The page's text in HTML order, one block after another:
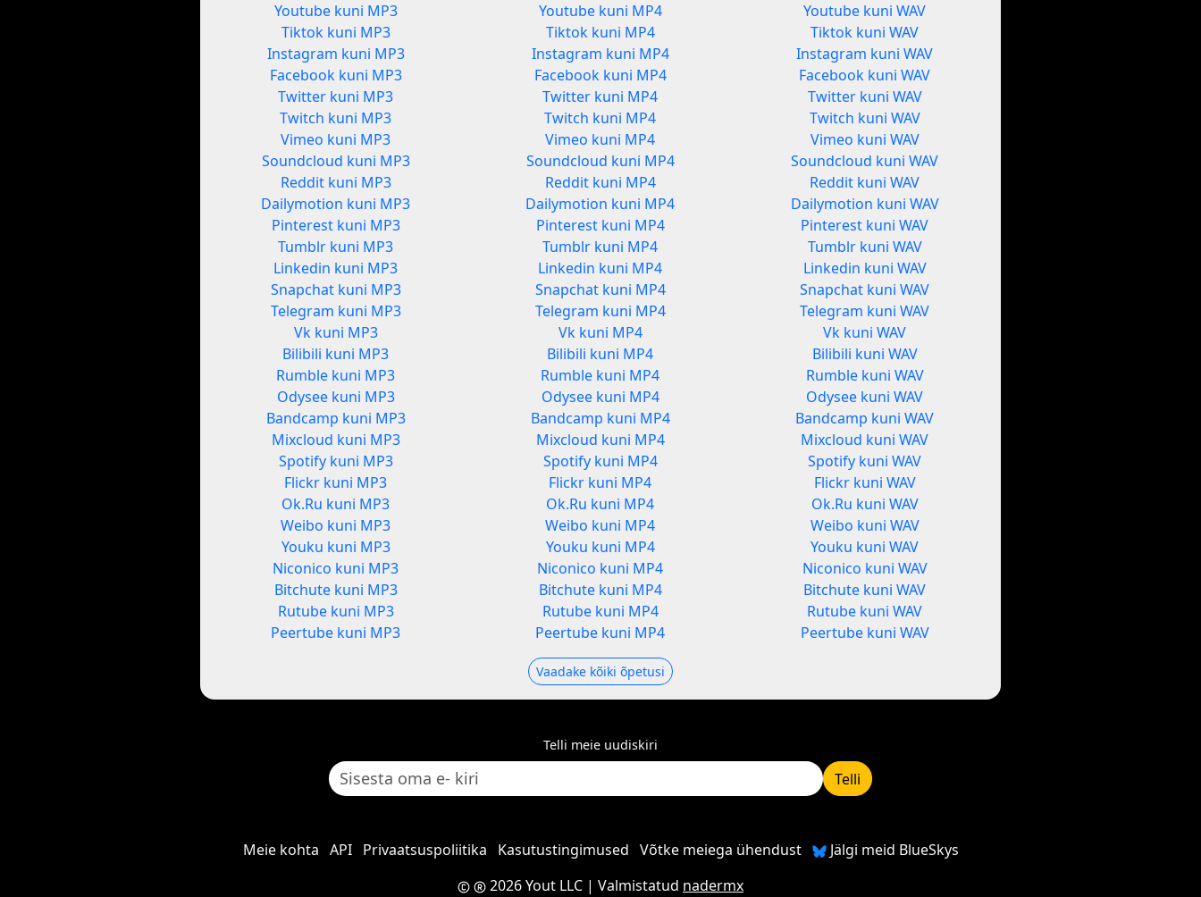
Youtube kuni MP3
Tiktok kuni MP3
Instagram kuni MP3
Facebook kuni MP3
Twitter kuni MP3
Twitch kuni MP3
Vimeo kuni MP3
Soundcloud kuni MP3
Reddit kuni MP3
Dailymotion kuni MP3
Pinterest kuni MP3
Tumblr kuni MP3
Linkedin kuni MP3
Snapchat kuni MP3
Telegram kuni MP3
Vk kuni MP3
Bilibili kuni MP3
Rumble kuni MP3
Odysee kuni MP3
Bandcamp kuni MP3
Mixcloud kuni MP3
Spotify kuni MP3
Flickr kuni MP3
Ok.Ru kuni MP3
Weibo kuni MP3
Youku kuni MP3
Niconico kuni MP3
Bitchute kuni MP3
Rutube kuni MP3
Peertube kuni MP3
Youtube kuni MP4
Tiktok kuni MP4
Instagram kuni MP4
Facebook kuni MP4
Twitter kuni MP4
Twitch kuni MP4
Vimeo kuni MP4
Soundcloud kuni MP4
Reddit kuni MP4
Dailymotion kuni MP4
Pinterest kuni MP4
Tumblr kuni MP4
Linkedin kuni MP4
Snapchat kuni MP4
Telegram kuni MP4
Vk kuni MP4
Bilibili kuni MP4
Rumble kuni MP4
Odysee kuni MP4
Bandcamp kuni MP4
Mixcloud kuni MP4
Spotify kuni MP4
Flickr kuni MP4
Ok.Ru kuni MP4
Weibo kuni MP4
Youku kuni MP4
Niconico kuni MP4
Bitchute kuni MP4
Rutube kuni MP4
Peertube kuni MP4
Youtube kuni WAV
Tiktok kuni WAV
Instagram kuni WAV
Facebook kuni WAV
Twitter kuni WAV
Twitch kuni WAV
Vimeo kuni WAV
Soundcloud kuni WAV
Reddit kuni WAV
Dailymotion kuni WAV
Pinterest kuni WAV
Tumblr kuni WAV
Linkedin kuni WAV
Snapchat kuni WAV
Telegram kuni WAV
Vk kuni WAV
Bilibili kuni WAV
Rumble kuni WAV
Odysee kuni WAV
Bandcamp kuni WAV
Mixcloud kuni WAV
Spotify kuni WAV
Flickr kuni WAV
Ok.Ru kuni WAV
Weibo kuni WAV
Youku kuni WAV
Niconico kuni WAV
Bitchute kuni WAV
Rutube kuni WAV
Peertube kuni WAV
Vaadake kõiki õpetusi
Telli meie uudiskiri
Telli
Meie kohta API Privaatsuspoliitika Kasutustingimused Võtke meiega ühendust
Jälgi meid BlueSkys
2026 Yout LLC | Valmistatud nadermx